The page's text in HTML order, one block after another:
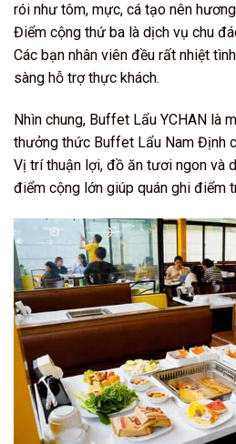
rói như tôm, mực, cá tạo nên
Điểm cộng thứ ba là dịch vụ chu
Các bạn nhân viên đều rất nhiệt
sàng hỗ trợ thực khách.
Nhìn chung, Buffet Lẩu YCHAN là
thưởng thức Buffet Lẩu Nam Định
Vị trí thuận lợi, đồ ăn tươi ngon và
điểm cộng lớn giúp quán ghi điểm